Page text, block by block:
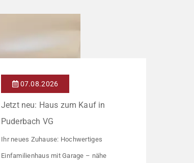
Kapitalanleger, die ein solides
monatlich – das entspricht lediglich rund 6,30
€/m². Damit liegt das Mietniveau deutlich
07.08.2026
Jetzt neu: Haus zum Kauf in
Puderbach VG
Ihr neues Zuhause: Hochwertiges
Einfamilienhaus mit Garage – nähe